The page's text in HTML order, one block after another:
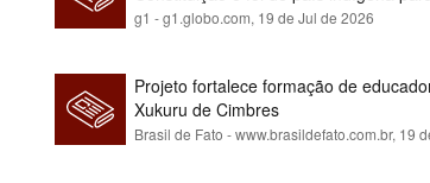
g1 - g1.globo.com, 19 de Jul de 2026
Projeto fortalece formação de
Xukuru de Cimbres
Brasil de Fato - www.brasildefato.com.br, 19